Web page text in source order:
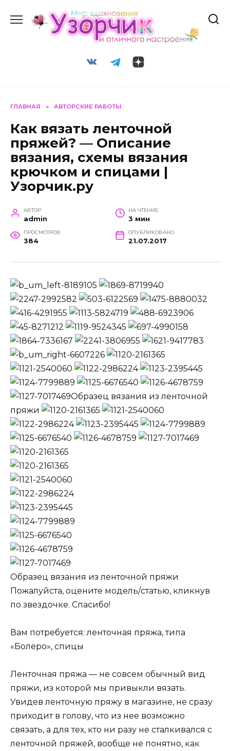
содержанию
ГЛАВНАЯ » АВТОРСКИЕ РАБОТЫ
Как вязать ленточной
пряжей? — Описание
вязания, схемы вязания
крючком и спицами |
Узорчик.ру
АВТОР
admin
НА ЧТЕНИЕ
3 мин
ПРОСМОТРОВ
384
ОПУБЛИКОВАНО
21.07.2017
Образец вязания из ленточной
пряжи
Образец вязания из ленточной пряжи
Пожалуйста, оцените модель/статью, кликнув
по звездочке. Спасибо!
Вам потребуется: ленточная пряжа, типа
«Болеро», спицы
Ленточная пряжа — не совсем обычный вид
пряжи, из которой мы привыкли вязать.
Увидев ленточную пряжу в магазине, не сразу
приходит в голову, что из нее возможно
связать, а для тех, кто ни разу не сталкивался с
ленточной пряжей, вообще не понятно, как